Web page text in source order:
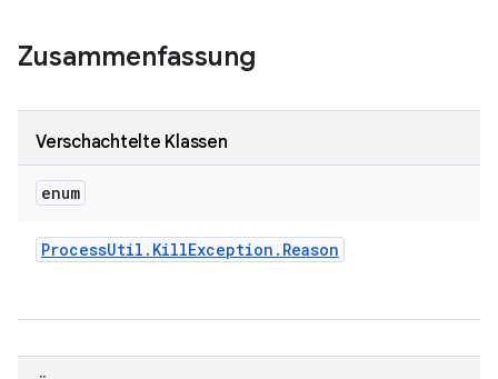
Zusammenfassung
Verschachtelte Klassen
enum
ProcessUtil . KillException . Reason